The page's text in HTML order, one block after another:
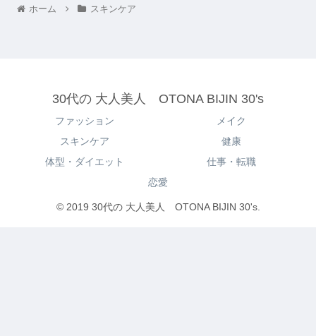
ホーム スキンケア
30代の 大人美人 OTONA BIJIN 30's
ファッション
メイク
スキンケア
健康
体型・ダイエット
仕事・転職
恋愛
© 2019 30代の 大人美人 OTONA BIJIN 30's.